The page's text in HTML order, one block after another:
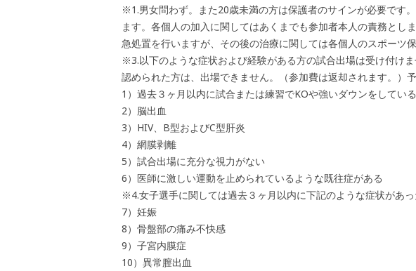
※1.男女問わず。また20歳未満の方は保護者のサインが必要です
ます。各個人の加入に関してはあくまでも参加者本人の責務とし
急処置を行いますが、その後の治療に関しては各個人のスポーツ
※3.以下のような症状および経験がある方の試合出場は受け付け
認められた方は、出場できません。（参加費は返却されます。）
1）過去３ヶ月以内に試合または練習でKOや強いダウンをしてい
2）脳出血
3）HIV、B型およびC型肝炎
4）網膜剥離
5）試合出場に充分な視力がない
6）医師に激しい運動を止められているような既往症がある
※4.女子選手に関しては過去３ヶ月以内に下記のような症状があ
7）妊娠
8）骨盤部の痛み不快感
9）子宮内膜症
10）異常膣出血